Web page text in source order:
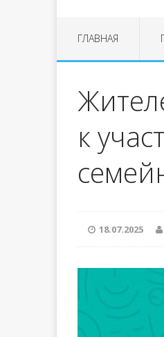
ГЛАВНАЯ
к
18.07.2025